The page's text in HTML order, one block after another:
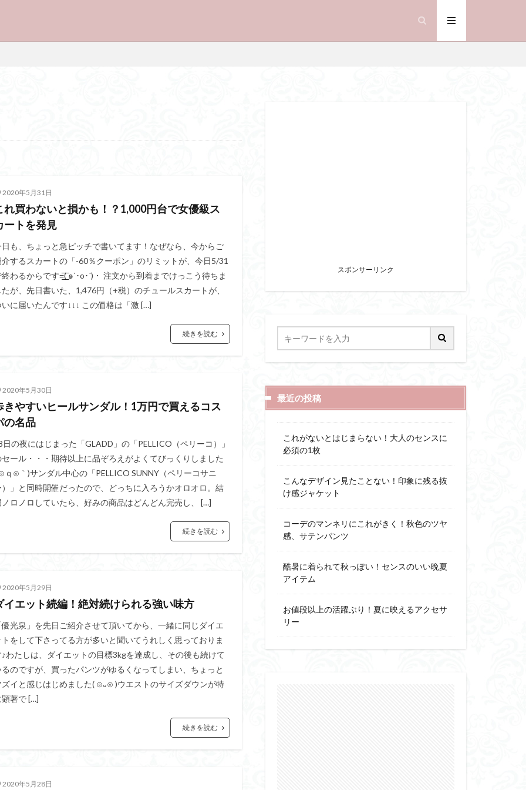
2020年5月31日
れ買わないと損かも！？1,000円台で女優級ス
ートを発見
日も、ちょっと急ピッチで書いてます！なぜなら、今からご
介するスカートの「-60％クーポン」のリミットが、今日5/31
わるからです=͟͟͞͞( ๑`･o･´)・ 注文から到着までけっこう待ちま
が、先日書いた、1,476円（+税）のチュールスカートが、
いに届いたんです↓↓↓ この価格は「激 […]
続きを読む
2020年5月30日
きやすいヒールサンダル！1万円で買えるコス
の名品
日の夜にはじまった「GLADD」の「PELLICO（ペリーコ）」
セール・・・期待以上に品ぞろえがよくてびっくりしました
ｑ⊙｀)サンダル中心の「PELLICO SUNNY（ペリーコサニ
）」と同時開催だったので、どっちに入ろうかオロオロ。結
ノロノロしていたら、好みの商品はどんどん完売し、 […]
続きを読む
2020年5月29日
イエット続編！絶対続けられる強い味方
優光泉」を先日ご紹介させて頂いてから、一緒に同じダイエ
トをして下さってる方が多いと聞いてうれしく思っておりま
♪わたしは、ダイエットの目標3kgを達成し、その後も続けて
るのですが、買ったパンツがゆるくなってしまい、ちょっと
ズイと感じはじめました( ⊙᎑⊙ )ウエストのサイズダウンが特
顕著で […]
続きを読む
2020年5月28日
スポンサーリンク
最近の投稿
これがないとはじまらない！大人のセンスに
必須の1枚
こんなデザイン見たことない！印象に残る抜
け感ジャケット
コーデのマンネリにこれがきく！秋色のツヤ
感、サテンパンツ
酷暑に着られて秋っぽい！センスのいい晩夏
アイテム
お値段以上の活躍ぶり！夏に映えるアクセサ
リー